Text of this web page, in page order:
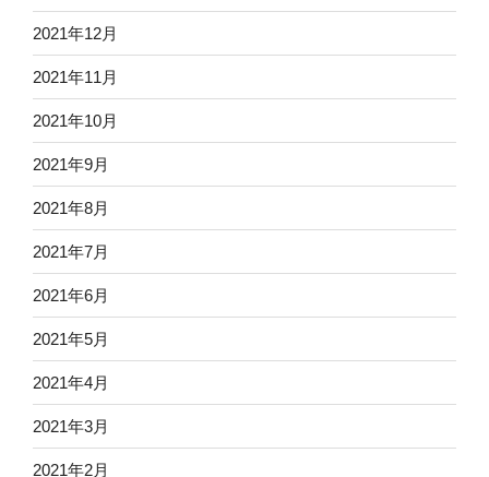
2021年12月
2021年11月
2021年10月
2021年9月
2021年8月
2021年7月
2021年6月
2021年5月
2021年4月
2021年3月
2021年2月